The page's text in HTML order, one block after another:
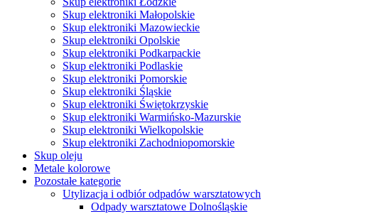
Skup elektroniki Małopolskie
Skup elektroniki Mazowieckie
Skup elektroniki Opolskie
Skup elektroniki Podkarpackie
Skup elektroniki Podlaskie
Skup elektroniki Pomorskie
Skup elektroniki Śląskie
Skup elektroniki Świętokrzyskie
Skup elektroniki Warmińsko-Mazurskie
Skup elektroniki Wielkopolskie
Skup elektroniki Zachodniopomorskie
Skup oleju
Metale kolorowe
Pozostałe kategorie
Utylizacja i odbiór odpadów warsztatowych
Odpady warsztatowe Dolnośląskie